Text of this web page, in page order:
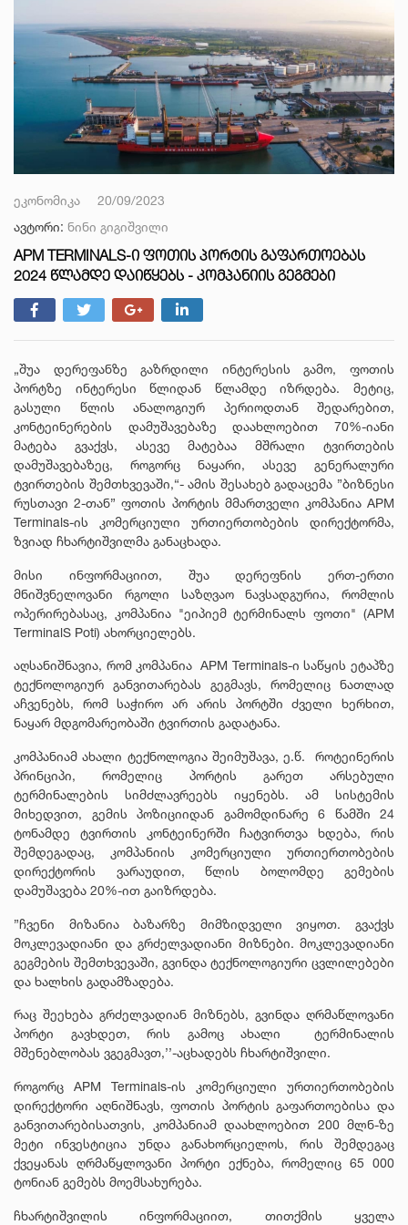
ეკონომიკა
20/09/2023
ავტორი: ნინი გიგიშვილი
APM TERMINALS-Ი ᲤᲝᲗᲘᲡ ᲞᲝᲠᲢᲘᲡ ᲒᲐᲤᲐᲠᲗᲝᲔᲑᲐᲡ
2024 ᲬᲚᲐᲛᲓᲔ ᲓᲐᲘᲬᲧᲔᲑᲡ - ᲙᲝᲛᲞᲐᲜᲘᲘᲡ ᲒᲔᲒᲛᲔᲑᲘ
„შუა დერეფანზე გაზრდილი ინტერესის გამო, ფოთის
პორტზე ინტერესი წლიდან წლამდე იზრდება. მეტიც,
გასული წლის ანალოგიურ პერიოდთან შედარებით,
კონტეინერების დამუშავებაზე დაახლოებით 70%-იანი
მატება გვაქვს, ასევე მატებაა მშრალი ტვირთების
დამუშავებაზეც, როგორც ნაყარი, ასევე გენერალური
ტვირთების შემთხვევაში,“- ამის შესახებ გადაცემა ”ბიზნესი
რუსთავი 2-თან” ფოთის პორტის მმართველი კომპანია APM
Terminals-ის კომერციული ურთიერთობების დირექტორმა,
ზვიად ჩხარტიშვილმა განაცხადა.
მისი ინფორმაციით, შუა დერეფნის ერთ-ერთი
მნიშვნელოვანი რგოლი საზღვაო ნავსადგურია, რომლის
ოპერირებასაც, კომპანია "ეიპიემ ტერმინალს ფოთი" (APM
TerminalS Poti) ახორციელებს.
აღსანიშნავია, რომ კომპანია APM Terminals-ი საწყის ეტაპზე
ტექნოლოგიურ განვითარებას გეგმავს, რომელიც ნათლად
აჩვენებს, რომ საჭირო არ არის პორტში ძველი ხერხით,
ნაყარ მდგომარეობაში ტვირთის გადატანა.
კომპანიამ ახალი ტექნოლოგია შეიმუშავა, ე.წ. როტეინერის
პრინციპი, რომელიც პორტის გარეთ არსებული
ტერმინალების სიმძლავრეებს იყენებს. ამ სისტემის
მიხედვით, გემის პოზიციიდან გამომდინარე 6 წამში 24
ტონამდე ტვირთის კონტეინერში ჩატვირთვა ხდება, რის
შემდეგადაც, კომპანიის კომერციული ურთიერთობების
დირექტორის ვარაუდით, წლის ბოლომდე გემების
დამუშავება 20%-ით გაიზრდება.
”ჩვენი მიზანია ბაზარზე მიმზიდველი ვიყოთ. გვაქვს
მოკლევადიანი და გრძელვადიანი მიზნები. მოკლევადიანი
გეგმების შემთხვევაში, გვინდა ტექნოლოგიური ცვლილებები
და ხალხის გადამზადება.
რაც შეეხება გრძელვადიან მიზნებს, გვინდა ღრმაწლოვანი
პორტი გავხდეთ, რის გამოც ახალი ტერმინალის
მშენებლობას ვგეგმავთ,’’-აცხადებს ჩხარტიშვილი.
როგორც APM Terminals-ის კომერციული ურთიერთობების
დირექტორი აღნიშნავს, ფოთის პორტის გაფართოებისა და
განვითარებისათვის, კომპანიამ დაახლოებით 200 მლნ-ზე
მეტი ინვესტიცია უნდა განახორციელოს, რის შემდეგაც
ქვეყანას ღრმაწყლოვანი პორტი ექნება, რომელიც 65 000
ტონიან გემებს მოემსახურება.
ჩხარტიშვილის ინფორმაციით, თითქმის ყველა